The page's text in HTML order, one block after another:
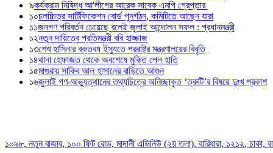
৯কর্যক্রাম নিষিদ্ধ আ'লীগের আরেক সাবেক এমপি গ্রেপ্তার
১০চলচ্চিত্র সার্টিফিকেশন বোর্ড পুনর্গঠন, কমিটিতে আছেন যারা
১১জনগণ পরিবর্তন চেয়েছে বলেই জুলাই আন্দোলন সফল : প্রধানমন্ত্রী
১২নতুন দায়িত্বে প্রতিমন্ত্রী ববি হাজ্জাজ
১৩শেখ হাসিনার বক্তব্য ইস্যুতে পররাষ্ট্র মন্ত্রণালয়ের বিবৃতি
১৪থানা হেফাজত থেকে অবশেষে মুক্তি পেল হাতি
১৫মাগুরায় সাকিব আল হাসানের বাড়িতে আগুন
১৬জুলাই গণ-অভ্যুত্থানের তথ্যচিত্রে অনিচ্ছাকৃত ‘ত্রুটি’র বিষয়ে দুঃখ প্রকাশ
১০৯৮, নতুন বাজার, ১০০ ফিট রোড, মাদানী এভিনিউ (২য় তলা), বারিধারা, ১২১২, ঢাকা,